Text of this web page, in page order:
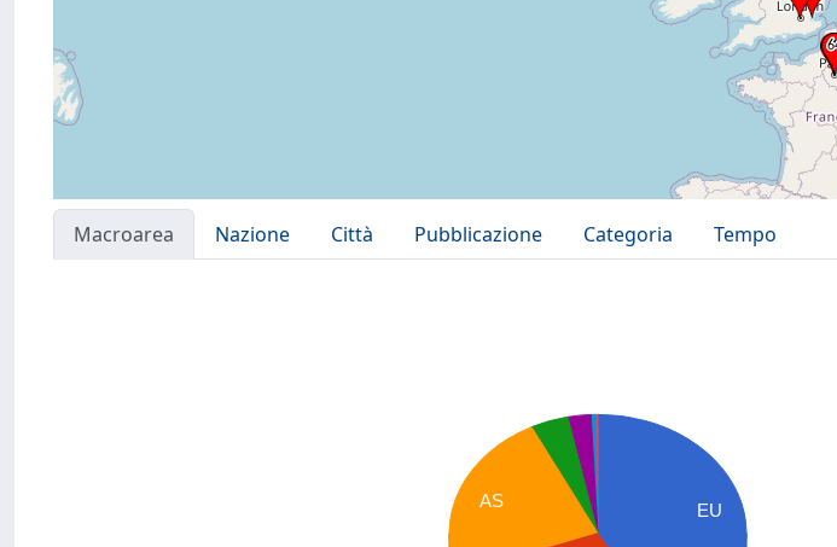
Macroarea Nazione Città Pubblicazione Categoria
Tempo
EU
AS